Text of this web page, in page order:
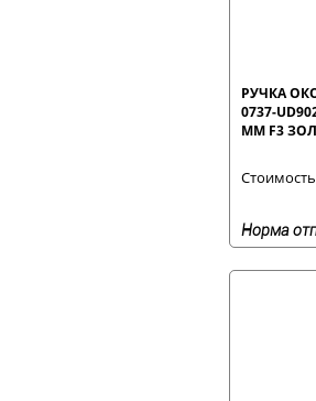
РУЧКА
0737-
ММ F3
Норма